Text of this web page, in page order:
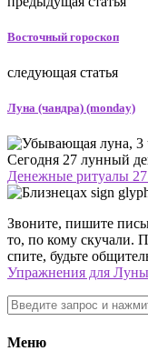
Viber
Восточный гороскоп
следующая статья
Луна (чандра) (monday)
Сегодня 27 лунный
Денежные ритуалы
Звоните, пишите
то, по кому скучали.
спите, будьте
Упражнения для
Меню